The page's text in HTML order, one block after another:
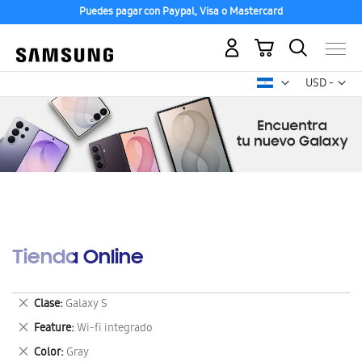
Puedes pagar con Paypal, Visa o Mastercard
USD -
dólar
Mi carrito
Tienda Online
Clase Galaxy S
Eliminar
este
artículo
Feature Wi-fi integrado
Eliminar
este
Color Gray
Eliminar